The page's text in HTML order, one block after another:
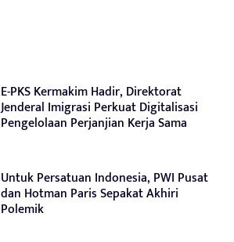
E-PKS Kermakim Hadir, Direktorat
Jenderal Imigrasi Perkuat Digitalisasi
Pengelolaan Perjanjian Kerja Sama
Untuk Persatuan Indonesia, PWI Pusat
dan Hotman Paris Sepakat Akhiri
Polemik